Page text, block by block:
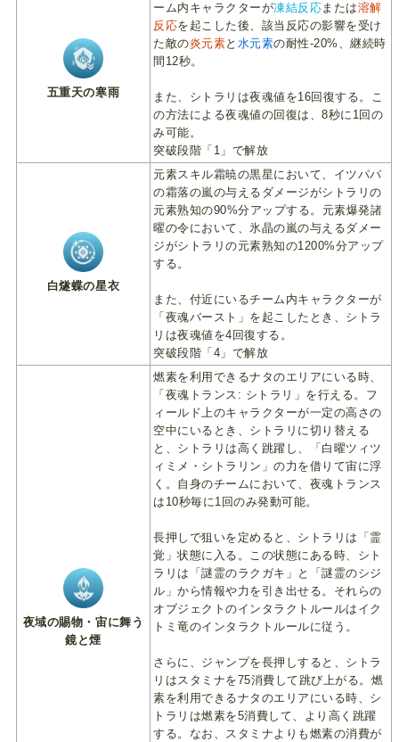
五重天の寒雨
ーム内キャラクターが凍結反応または溶解
反応を起こした後、該当反応の影響を受け
た敵の炎元素と 水元素の耐性-20%、継続時
間12秒。
また、シトラリは夜魂値を16回復する。こ
の方法による夜魂値の回復は、8秒に1回の
み可能。
突破段階「1」で解放
白燧蝶の星衣
元素スキル霜暁の黒星において、イツパパ
の霜落の嵐の与えるダメージがシトラリの
元素熟知の90%分アップする。元素爆発諸
曜の令において、氷晶の嵐の与えるダメー
ジがシトラリの元素熟知の1200%分アップ
する。
また、付近にいるチーム内キャラクターが
「夜魂バースト」を起こしたとき、シトラ
リは夜魂値を4回復する。
突破段階「4」で解放
夜域の賜物・宙に舞う
鏡と煙
燃素を利用できるナタのエリアにいる時、
「夜魂トランス: シトラリ」を行える。フ
ィールド上のキャラクターが一定の高さの
空中にいるとき、シトラリに切り替える
と、シトラリは高く跳躍し、「白曜ツィツ
ィミメ・シトラリン」の力を借りて宙に浮
く。自身のチームにおいて、夜魂トランス
は10秒毎に1回のみ発動可能。
長押しで狙いを定めると、シトラリは「霊
覚」状態に入る。この状態にある時、シト
ラリは「謎霊のラクガキ」と「謎霊のシジ
ル」から情報や力を引き出せる。それらの
オブジェクトのインタラクトルールはイク
トミ竜のインタラクトルールに従う。
さらに、ジャンプを長押しすると、シトラ
リはスタミナを75消費して跳び上がる。燃
素を利用できるナタのエリアにいる時、シ
トラリは燃素を5消費して、より高く跳躍
する。なお、スタミナよりも燃素の消費が